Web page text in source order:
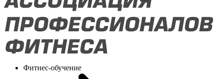
Фитнес-обучение